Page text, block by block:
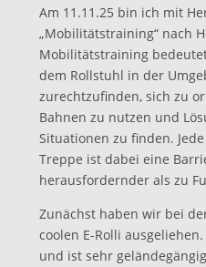
Am 11.11.25 bin ich mit
„Mobilitätstraining“ nach
Mobilitätstraining
dem Rollstuhl in der
zurechtzufinden, sich zu
Bahnen zu nutzen und
Situationen zu finden.
Treppe ist dabei eine
herausfordernder als zu
Zunächst haben wir bei
coolen E-Rolli
und ist sehr